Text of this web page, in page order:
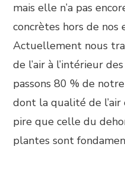
mais elle n’a pas
concrètes hors de nos
Actuellement nous
de l’air à l’intérieur
passons 80 % de
dont la qualité de
pire que celle du
plantes sont